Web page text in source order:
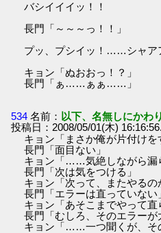
バシイイイッ！！
長門「～～～っ！！」
プッ、プシイッ！……シャ
キョン「ぬおおっ！？」
長門「ぁ……ぁぁ……」
534 名前： 以下、名無しにかわ
投稿日：2008/05/01(木)
キョン「まさか俺が片付けを
長門「面目ない」
キョン「……気絶しながら漏
長門「次は気をつける」
キョン「次って、またやるの
長門「エラーは直っていない
キョン「あそこまでやって直
長門「むしろ、そのエラーが
キョン「……一つ聞くが、そ